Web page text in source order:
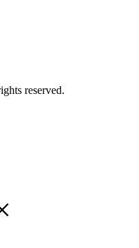
reserved.